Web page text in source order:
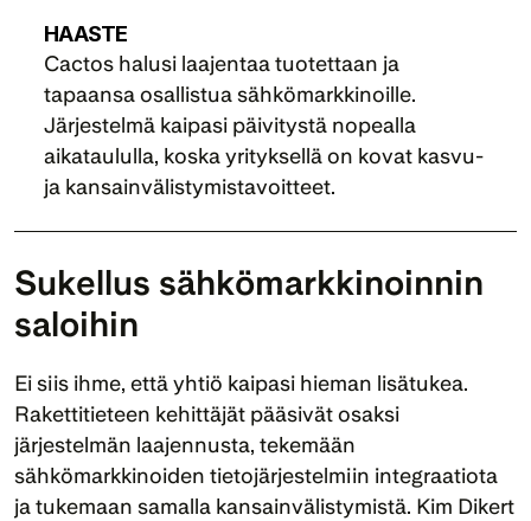
HAASTE
Cactos halusi laajentaa tuotettaan ja
tapaansa osallistua sähkömarkkinoille.
Järjestelmä kaipasi päivitystä nopealla
aikataululla, koska yrityksellä on kovat kasvu-
ja kansainvälistymistavoitteet.
Sukellus sähkömarkkinoinnin
saloihin
Ei siis ihme, että yhtiö kaipasi hieman lisätukea.
Rakettitieteen kehittäjät pääsivät osaksi
järjestelmän laajennusta, tekemään
sähkömarkkinoiden tietojärjestelmiin integraatiota
ja tukemaan samalla kansainvälistymistä. Kim Dikert